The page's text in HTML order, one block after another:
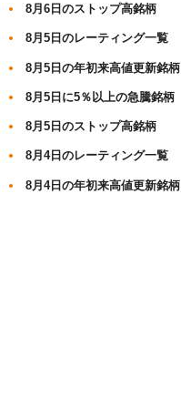
8月6日のストップ高銘柄
8月5日のレーティング一覧
8月5日の年初来高値更新銘柄
8月5日に5％以上の急騰銘柄
8月5日のストップ高銘柄
8月4日のレーティング一覧
8月4日の年初来高値更新銘柄